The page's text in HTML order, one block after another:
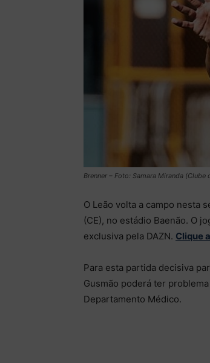
Brenner – Foto: Samara Miranda (Clube
O Leão volta a campo nesta
(CE), no estádio Baenão. O
exclusiva pela DAZN. Clique
Para esta partida decisiva
Gusmão poderá ter
Departamento Médico.